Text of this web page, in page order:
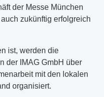
der Messe München
zukünftig erfolgreich
ist, werden die
der IMAG GmbH über
mit den lokalen
organisiert.